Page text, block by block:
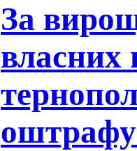
За
власних